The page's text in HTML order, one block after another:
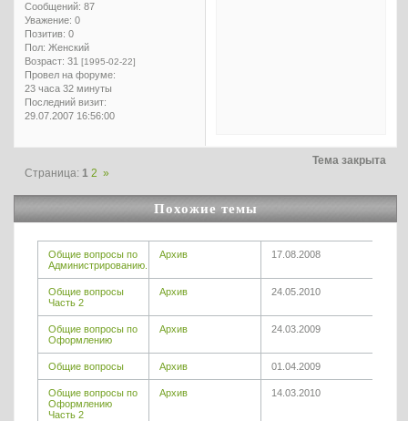
Сообщений: 87
Уважение: 0
Позитив: 0
Пол: Женский
Возраст: 31 [1995-02-22]
Провел на форуме:
23 часа 32 минуты
Последний визит:
29.07.2007 16:56:00
Тема закрыта
Страница:1 2 »
Похожие темы
Общие вопросы по
Администрированию.
Архив 17.08.2008
Общие вопросы
Часть 2
Архив 24.05.2010
Общие вопросы по
Оформлению
Архив 24.03.2009
Общие вопросы Архив 01.04.2009
Общие вопросы по
Оформлению
Часть 2
Архив 14.03.2010